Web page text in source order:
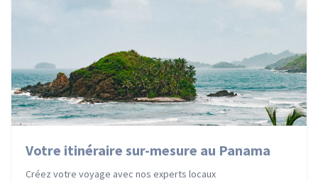
Votre itinéraire sur-mesure au Panama
Créez votre voyage avec nos experts locaux